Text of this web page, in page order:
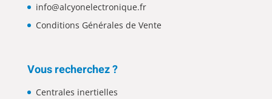
info@alcyonelectronique.fr
Conditions Générales de Vente
Vous recherchez ?
Centrales inertielles